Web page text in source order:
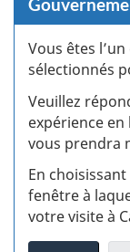
Vous êtes
sélectionnés
Veuillez
expérience en
vous prendra
En
fenêtre à
votre visite à